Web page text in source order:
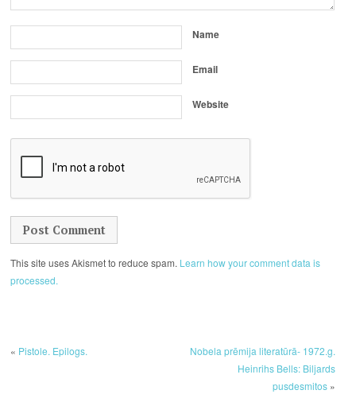
Name
Email
Website
This site uses Akismet to reduce spam. Learn how your comment data is
processed.
« Pistole. Epilogs.
Nobela prēmija literatūrā- 1972.g.
Heinrihs Bells: Biljards
pusdesmitos»